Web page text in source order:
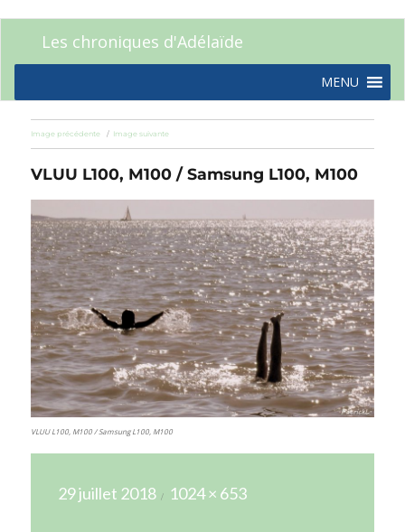
Les chroniques d'Adélaïde
MENU
Image précédente Image suivante
VLUU L100, M100 / Samsung L100, M100
VLUU L100, M100 / Samsung L100, M100
le
29 juillet 2018
réelle
1024 × 653